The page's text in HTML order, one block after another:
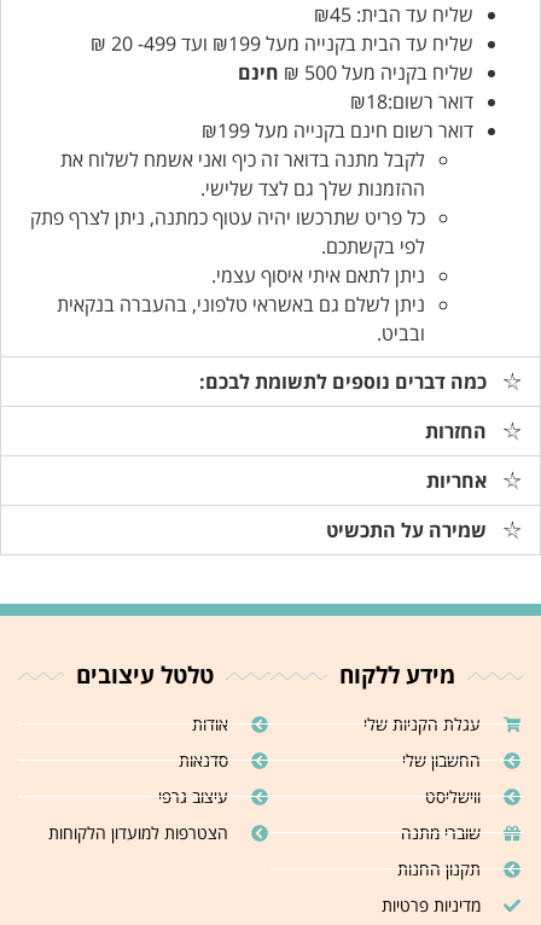
שליח עד הבית: ₪45
שליח עד הבית בקנייה מעל ₪199 ועד 499- 20 ₪
שליח בקניה מעל 500 ₪
חינם
דואר רשום:₪18
דואר רשום חינם בקנייה מעל ₪199
לקבל מתנה בדואר זה כיף ואני אשמח לשלוח את
ההזמנות שלך גם לצד שלישי.
כל פריט שתרכשו יהיה עטוף כמתנה, ניתן לצרף פתק
לפי בקשתכם.
ניתן לתאם איתי איסוף עצמי.
ניתן לשלם גם באשראי טלפוני, בהעברה בנקאית
ובביט.
כמה דברים נוספים לתשומת לבכם:
החזרות
אחריות
שמירה על התכשיט
מידע ללקוח
עגלת הקניות שלי
החשבון שלי
ווישליסט
שוברי מתנה
תקנון החנות
מדיניות פרטיות
טלטל עיצובים
אודות
סדנאות
עיצוב גרפי
הצטרפות למועדון הלקוחות